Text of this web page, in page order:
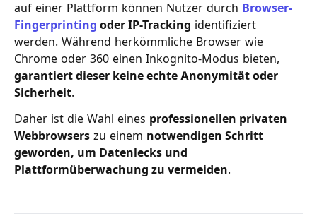
auf einer Plattform können Nutzer durch Browser-
Fingerprinting oder IP-Tracking identifiziert
werden. Während herkömmliche Browser wie
Chrome oder 360 einen Inkognito-Modus bieten,
garantiert dieser keine echte Anonymität oder
Sicherheit.
Daher ist die Wahl eines professionellen privaten
Webbrowsers zu einem notwendigen Schritt
geworden, um Datenlecks und
Plattformüberwachung zu vermeiden.